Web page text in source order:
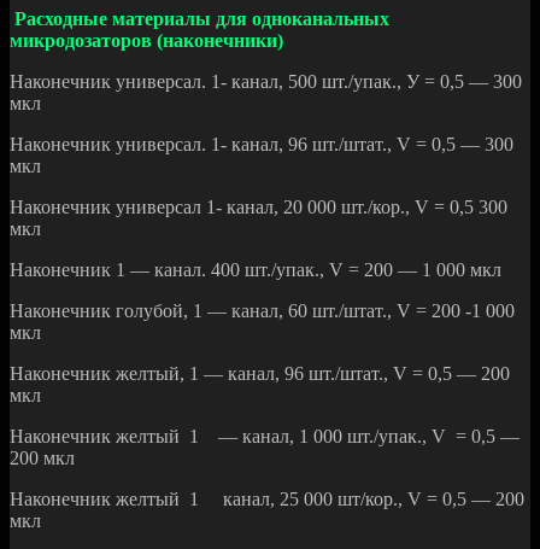
Расходные материалы для одноканальных
микродозаторов (наконечники)
Наконечник универсал. 1- канал, 500 шт./упак., У = 0,5 — 300
мкл
Наконечник универсал. 1- канал, 96 шт./штат., V = 0,5 — 300
мкл
Наконечник универсал 1- канал, 20 000 шт./кор., V = 0,5 300
мкл
Наконечник 1 — канал. 400 шт./упак., V = 200 — 1 000 мкл
Наконечник голубой, 1 — канал, 60 шт./штат., V = 200 -1 000
мкл
Наконечник желтый, 1 — канал, 96 шт./штат., V = 0,5 — 200
мкл
Наконечник желтый 1 — канал, 1 000 шт./упак., V = 0,5 —
200 мкл
Наконечник желтый 1 канал, 25 000 шт/кор., V = 0,5 — 200
мкл